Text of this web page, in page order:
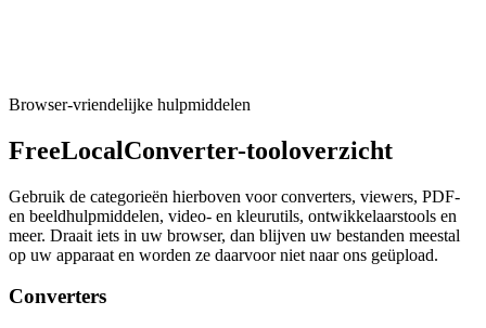
Browser-vriendelijke hulpmiddelen
FreeLocalConverter-tooloverzicht
Gebruik de categorieën hierboven voor converters, viewers, PDF-
en beeldhulpmiddelen, video- en kleurutils, ontwikkelaarstools en
meer. Draait iets in uw browser, dan blijven uw bestanden meestal
op uw apparaat en worden ze daarvoor niet naar ons geüpload.
Converters